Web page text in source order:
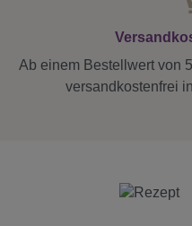
Ab einem Bestellwert von
versandkostenfrei